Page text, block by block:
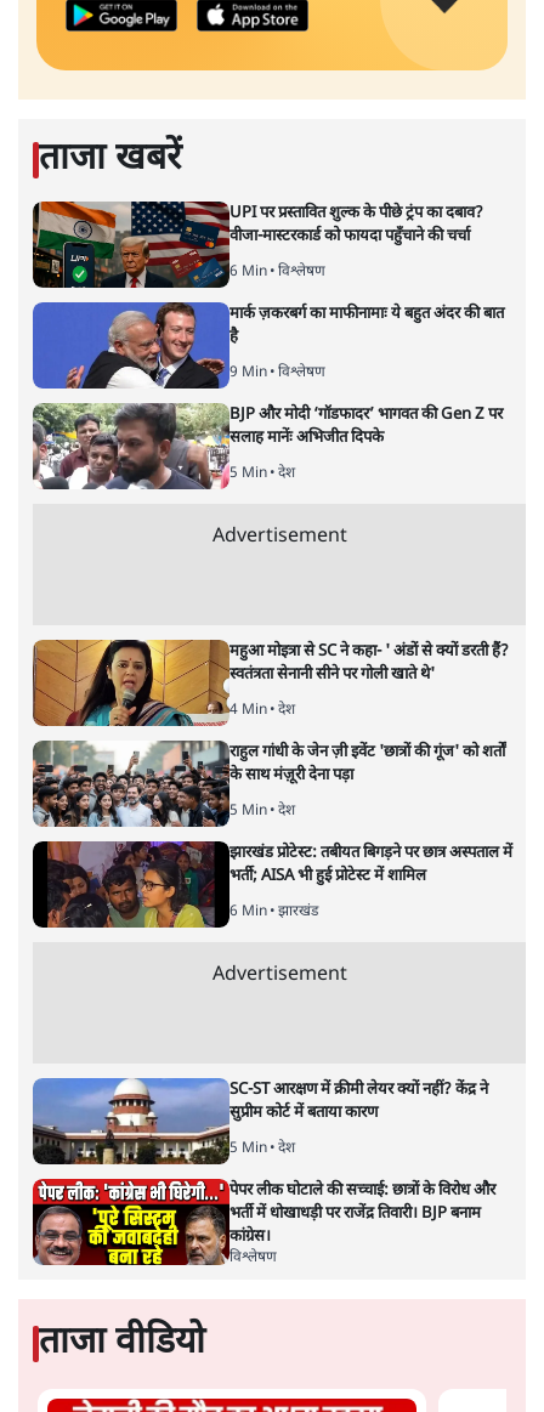
ताजा खबरें
UPI पर प्रस्तावित शुल्क के पीछे ट्रंप का दबाव?
वीजा-मास्टरकार्ड को फायदा पहुँचाने की चर्चा
6 Min• विश्लेषण
मार्क ज़करबर्ग का माफीनामाः ये बहुत अंदर की बात
है
9 Min• विश्लेषण
BJP और मोदी ‘गॉडफादर’ भागवत की Gen Z पर
सलाह मानेंः अभिजीत दिपके
5 Min• देश
Advertisement
महुआ मोइत्रा से SC ने कहा- ' अंडों से क्यों डरती हैं?
स्वतंत्रता सेनानी सीने पर गोली खाते थे'
4 Min• देश
राहुल गांधी के जेन ज़ी इवेंट 'छात्रों की गूंज' को शर्तों
के साथ मंज़ूरी देना पड़ा
5 Min• देश
झारखंड प्रोटेस्ट: तबीयत बिगड़ने पर छात्र अस्पताल में
भर्ती; AISA भी हुई प्रोटेस्ट में शामिल
6 Min• झारखंड
Advertisement
SC-ST आरक्षण में क्रीमी लेयर क्यों नहीं? केंद्र ने
सुप्रीम कोर्ट में बताया कारण
5 Min• देश
पेपर लीक घोटाले की सच्चाई: छात्रों के विरोध और
भर्ती में धोखाधड़ी पर राजेंद्र तिवारी। BJP बनाम
कांग्रेस।
विश्लेषण
ताजा वीडियो